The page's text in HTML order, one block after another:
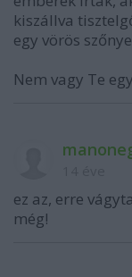
kiszállva
egy vörös
Nem vagy Te
ez az, erre
még!